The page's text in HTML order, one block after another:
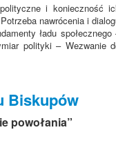
i konieczność
nawrócenia i
ładu społecznego
polityki – Wezwanie
Biskupów
powołania”